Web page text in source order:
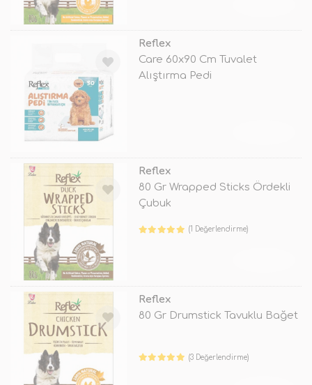
Reflex
Care 60x90 Cm Tuvalet
Alıştırma Pedi
Reflex
80 Gr Wrapped Sticks Ördekli
Çubuk
(1 Değerlendirme)
Reflex
80 Gr Drumstick Tavuklu Bağet
(3 Değerlendirme)